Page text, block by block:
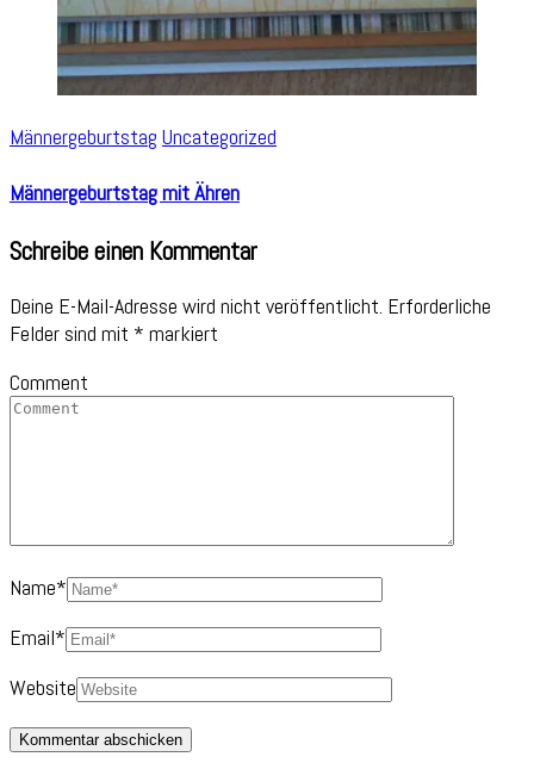
Männergeburtstag Uncategorized
Männergeburtstag mit Ähren
Schreibe einen Kommentar
Deine E-Mail-Adresse wird nicht veröffentlicht. Erforderliche
Felder sind mit * markiert
Comment
Name*
Email*
Website